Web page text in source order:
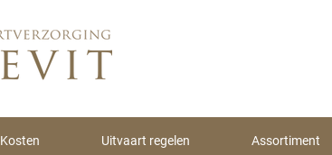
Kosten Uitvaart regelen Assortiment